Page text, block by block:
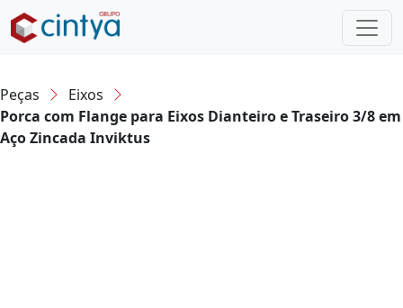
Peças
Eixos
Porca com Flange para Eixos Dianteiro e Traseiro 3/8 em
Aço Zincada Inviktus